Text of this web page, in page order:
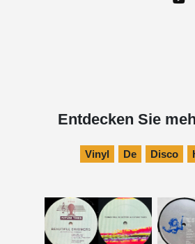
Entdecken Sie
Vinyl De Disco